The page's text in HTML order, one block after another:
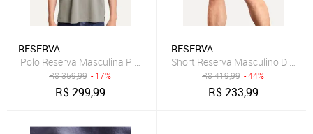
RESERVA
Polo Reserva Masculina Piquet Clássica Cinza
R$359,99 - 17%
R$299,99
RESERVA
Short Reserva Masculino D
R$419,99 - 44%
R$233,99